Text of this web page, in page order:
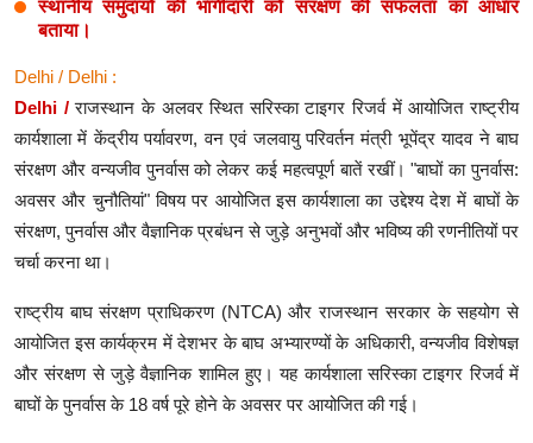
स्थानीय समुदायों की भागीदारी को संरक्षण की सफलता का आधार
बताया।
Delhi / Delhi :
Delhi /राजस्थान के अलवर स्थित सरिस्का टाइगर रिजर्व में आयोजित राष्ट्रीय
कार्यशाला में केंद्रीय पर्यावरण, वन एवं जलवायु परिवर्तन मंत्री भूपेंद्र यादव ने बाघ
संरक्षण और वन्यजीव पुनर्वास को लेकर कई महत्वपूर्ण बातें रखीं। "बाघों का पुनर्वास:
अवसर और चुनौतियां" विषय पर आयोजित इस कार्यशाला का उद्देश्य देश में बाघों के
संरक्षण, पुनर्वास और वैज्ञानिक प्रबंधन से जुड़े अनुभवों और भविष्य की रणनीतियों पर
चर्चा करना था।
राष्ट्रीय बाघ संरक्षण प्राधिकरण (NTCA) और राजस्थान सरकार के सहयोग से
आयोजित इस कार्यक्रम में देशभर के बाघ अभ्यारण्यों के अधिकारी, वन्यजीव विशेषज्ञ
और संरक्षण से जुड़े वैज्ञानिक शामिल हुए। यह कार्यशाला सरिस्का टाइगर रिजर्व में
बाघों के पुनर्वास के 18 वर्ष पूरे होने के अवसर पर आयोजित की गई।